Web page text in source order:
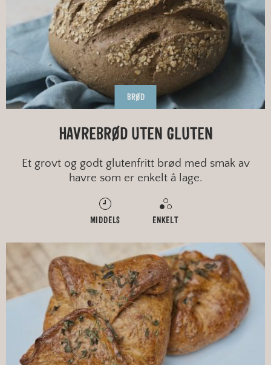
BRØD
HAVREBRØD UTEN GLUTEN
Et grovt og godt glutenfritt brød med smak av
havre som er enkelt å lage.
MIDDELS ENKELT